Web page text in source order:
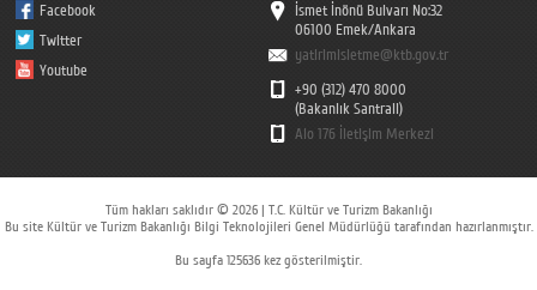
Facebook
Twitter
Youtube
İsmet İnönü Bulvarı No:32
06100 Emek/Ankara
yatirimisletme@ktb.gov.tr
+90 (312) 470 8000
(Bakanlık Santrali)
Alo 176 İletişim Merkezi
Tüm hakları saklıdır © 2026 | T.C. Kültür ve Turizm Bakanlığı
Bu site Kültür ve Turizm Bakanlığı Bilgi Teknolojileri Genel Müdürlüğü tarafından hazırlanmıştır.
Bu sayfa 125636 kez gösterilmiştir.